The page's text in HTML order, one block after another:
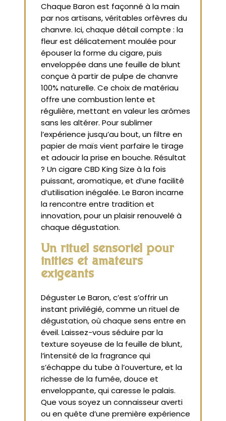
Chaque Baron est façonné à la main
par nos artisans, véritables orfèvres du
chanvre. Ici, chaque détail compte : la
fleur est délicatement moulée pour
épouser la forme du cigare, puis
enveloppée dans une feuille de blunt
conçue à partir de pulpe de chanvre
100% naturelle. Ce choix de matériau
offre une combustion lente et
régulière, mettant en valeur les arômes
sans les altérer. Pour sublimer
l’expérience jusqu’au bout, un filtre en
papier de maïs vient parfaire le tirage
et adoucir la prise en bouche. Résultat
? Un cigare CBD King Size à la fois
puissant, aromatique, et d’une facilité
d’utilisation inégalée. Le Baron incarne
la rencontre entre tradition et
innovation, pour un plaisir renouvelé à
chaque dégustation.
Un rituel sensoriel pour
initiés et amateurs
exigeants
Déguster Le Baron, c’est s’offrir un
instant privilégié, comme un rituel de
dégustation, où chaque sens entre en
éveil. Laissez-vous séduire par la
texture soyeuse de la feuille de blunt,
l’intensité de la fragrance qui
s’échappe du tube à l’ouverture, et la
richesse de la fumée, douce et
enveloppante, qui caresse le palais.
Que vous soyez un connaisseur averti
ou en quête d’une première expérience